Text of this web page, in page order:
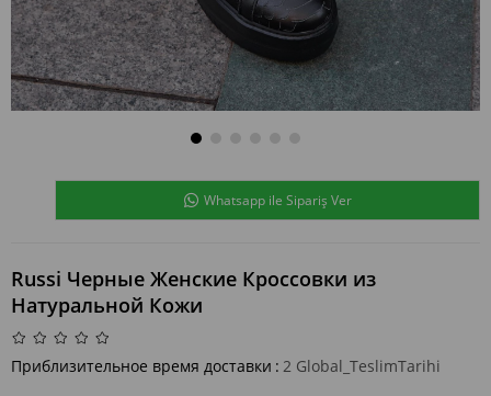
Whatsapp ile Sipariş Ver
Russi Черные Женские Кроссовки из
Натуральной Кожи
Приблизительное время доставки : 2 Global_TeslimTarihi